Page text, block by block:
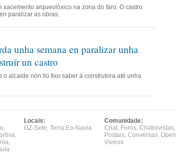
arqueolóxico na zona do faro. O castro
paralizar as obras.
unha semana en paralizar unha
un castro
o alcalde non llo fixo saber á construtora até unha
,
,
,
Locais:
GZ-Sete, Terra Eo-Navia
Comunidade:
Chat, Foros, Chatrevistas,
Postais, Conversas, Open
Vieiros